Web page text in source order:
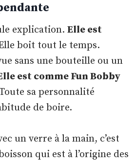
explication.Elle est
boit tout le temps.
sans une bouteille ou un
est comme Fun Bobby
sa personnalité
de boire.
un verre à la main, c’est
qui est à l’origine des